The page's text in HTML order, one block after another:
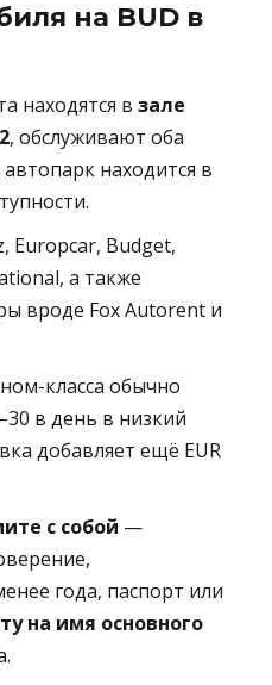
на BUD в
находятся в зале
, обслуживают оба
находится в
Europcar, Budget,
а также
вроде Fox Autorent и
класса обычно
в день в низкий
добавляет ещё EUR
с собой —
года, паспорт или
на имя основного